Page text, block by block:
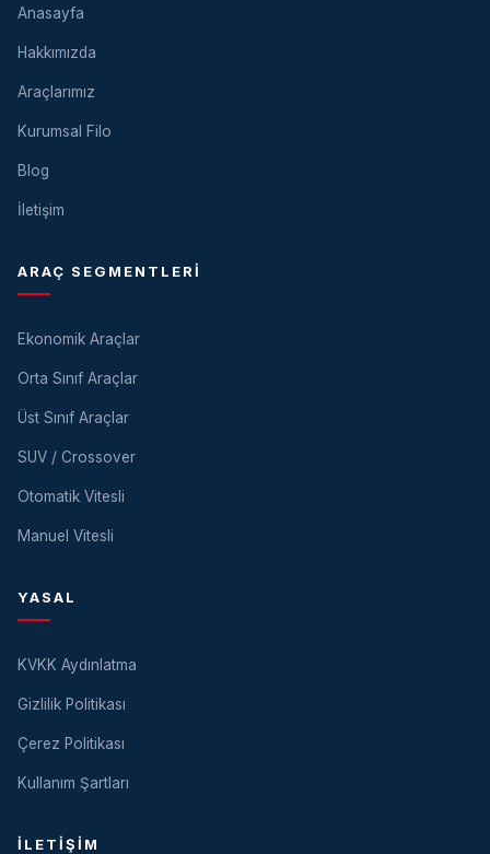
Anasayfa
Hakkımızda
Araçlarımız
Kurumsal Filo
Blog
İletişim
ARAÇ SEGMENTLERI
Ekonomik Araçlar
Orta Sınıf Araçlar
Üst Sınıf Araçlar
SUV / Crossover
Otomatik Vitesli
Manuel Vitesli
YASAL
KVKK Aydınlatma
Gizlilik Politikası
Çerez Politikası
Kullanım Şartları
İLETIŞIM